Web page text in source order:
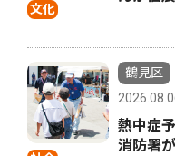
文化
鶴見区
熱中症
消防署